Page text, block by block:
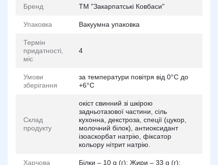
Бренд ТМ "Закарпатські Ковбаси"
Упаковка Вакуумна упаковка
Термін
придатності,
міс
4
Умови
зберігання
за температури повітря від 0°С до
+6°С
Склад
продукту
окіст свинний зі шкірою
задньотазової частини, сіль
кухонна, декстроза, спеції (цукор,
молочний білок), антиоксидант
ізоаскорбат натрію, фіксатор
кольору нітрит натрію.
Харчова
Білки – 10 g (г); Жири – 33 g (г);